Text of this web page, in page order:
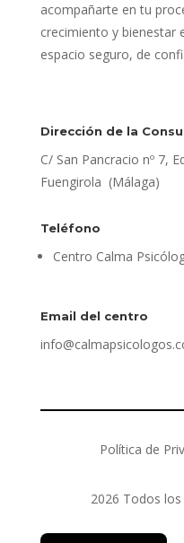
acompañarte en tu
crecimiento y bienestar
espacio seguro, de
Dirección de la
C/ San Pancracio nº 7,
Fuengirola (Málaga)
Teléfono
Centro Calma
Email del centro
Política de
2026 Todos